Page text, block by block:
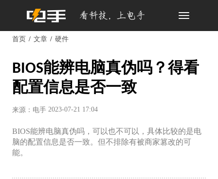
Toggle
首页 文章 硬件
BIOS能辨电脑真伪吗？得看
配置信息是否一致
来源：电手 2023-07-21 17:04
BIOS能辨电脑真伪吗，可以也不可以，具体比较的是电
脑的配置信息是否一致。但不排除有被商家篡改的可
能。